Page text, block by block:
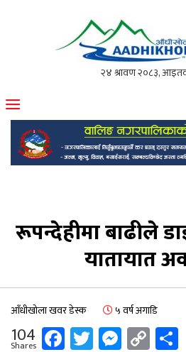
मोफसलकै लोकप्रिय अनलाइन पत्रिका
रूपन्देहीमा बाढीले
यातायात
आँधीखोला खवर डेस्क ५ वर्ष अगाडि
104
Shares Facebook
TwitterCopy